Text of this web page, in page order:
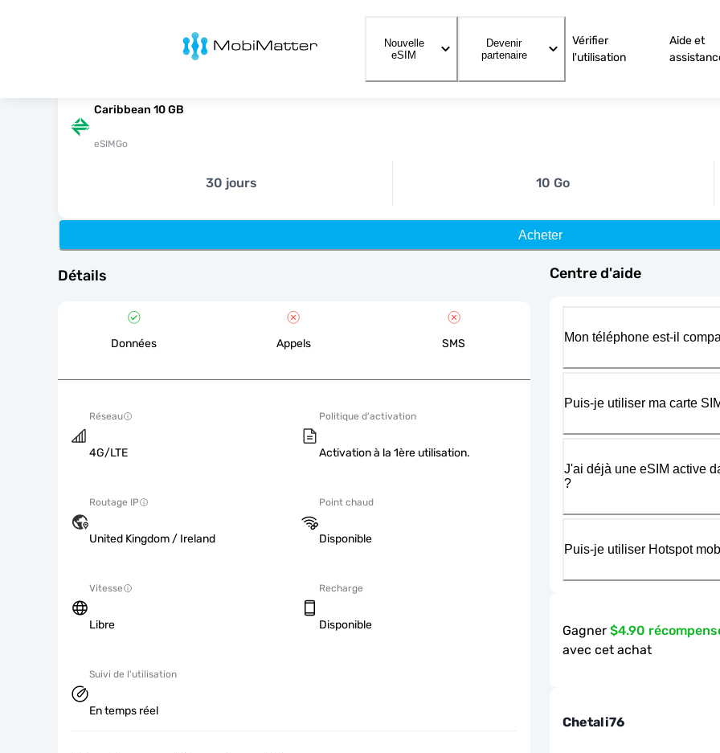
MobiMatter
Nouvelle
eSIM
Devenir
partenaire
Vérifier
l'utilisation
Aide et
Caribbean 10 GB
eSIMGo
30 jours 10 Go
Acheter
Détails
Données Appels SMS
Réseau
4G/LTE
Politique d'activation
Activation à la 1ère utilisation.
Routage IP
United Kingdom / Ireland
Point chaud
Disponible
Vitesse
Libre
Recharge
Disponible
Suivi de l'utilisation
En temps réel
Centre d'aide
Mon téléphone est-il
Puis-je utiliser ma carte
J'ai déjà une eSIM active
?
Puis-je utiliser Hotspot
Gagner $4.90
avec cet achat
Chetali76